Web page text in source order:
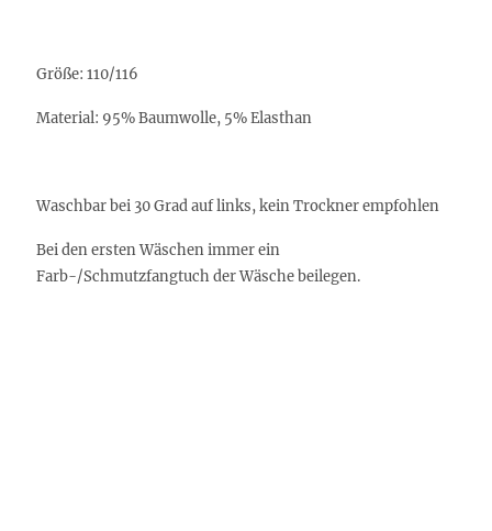
Größe: 110/116
Material: 95% Baumwolle, 5% Elasthan
Waschbar bei 30 Grad auf links, kein Trockner empfohlen
Bei den ersten Wäschen immer ein
Farb-/Schmutzfangtuch der Wäsche beilegen.